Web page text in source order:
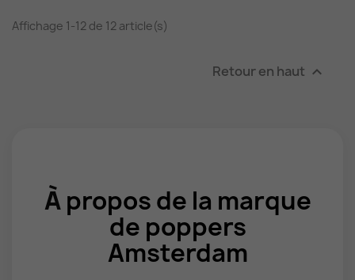
Affichage 1-12 de 12 article(s)
Retour en haut 
Àpropos de la marque
de poppers
Amsterdam